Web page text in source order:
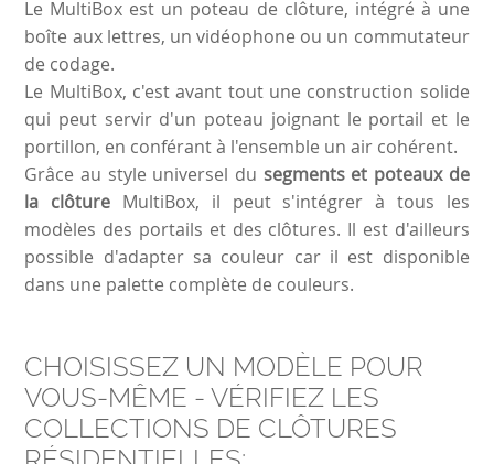
Le MultiBox est un poteau de clôture, intégré à une
boîte aux lettres, un vidéophone ou un commutateur
de codage.
Le MultiBox, c'est avant tout une construction solide
qui peut servir d'un poteau joignant le portail et le
portillon, en conférant à l'ensemble un air cohérent.
Grâce au style universel du segments et poteaux de
la clôture MultiBox, il peut s'intégrer à tous les
modèles des portails et des clôtures. Il est d'ailleurs
possible d'adapter sa couleur car il est disponible
dans une palette complète de couleurs.
CHOISISSEZ UN MODÈLE POUR
VOUS-MÊME - VÉRIFIEZ LES
COLLECTIONS DE CLÔTURES